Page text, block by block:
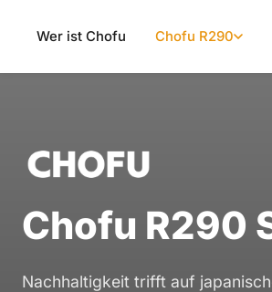
Wer ist Chofu Chofu R290
Chofu R290
Nachhaltigkeit trifft auf